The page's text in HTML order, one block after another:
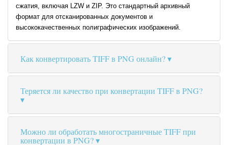
сжатия, включая LZW и ZIP. Это стандартный архивный
формат для отсканированных документов и
высококачественных полиграфических изображений.
Как конвертировать TIFF в PNG онлайн?
Теряется ли качество при конвертации TIFF в PNG?
Можно ли обработать многостраничные TIFF при
конвертации в PNG?